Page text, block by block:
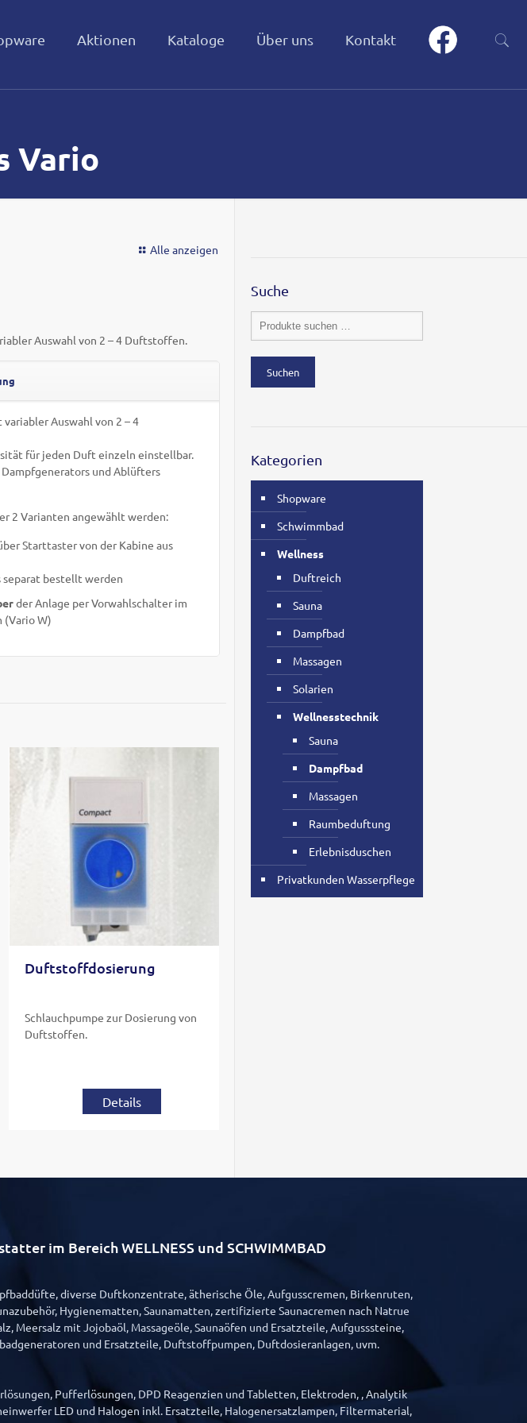
Aktionen Kataloge Über uns Kontakt
Vario
Alle anzeigen
Auswahl von 2 – 4 Duftstoffen.
Auswahl von 2 – 4
für jeden Duft einzeln einstellbar.
und Ablüfters
2 Varianten angewählt werden:
Starttaster von der Kabine aus
separat bestellt werden
der Anlage per Vorwahlschalter im
(Vario W)
Duftstoffdosierung
Schlauchpumpe zur Dosierung von
Duftstoffen.
Details
Suche
Suchen
Kategorien
Shopware
Schwimmbad
Wellness
Duftreich
Sauna
Dampfbad
Massagen
Solarien
Wellnesstechnik
Sauna
Dampfbad
Massagen
Raumbeduftung
Erlebnisduschen
Privatkunden Wasserpflege
im Bereich WELLNESS und SCHWIMMBAD
diverse Duftkonzentrate, ätherische Öle, Aufgusscremen, Birkenruten,
Hygienematten, Saunamatten, zertifizierte Saunacremen nach Natrue
Meersalz mit Jojobaöl, Massageöle, Saunaöfen und Ersatzteile, Aufgusssteine,
und Ersatzteile, Duftstoffpumpen, Duftdosieranlagen, uvm.
Pufferlösungen, DPD Reagenzien und Tabletten, Elektroden, , Analytik
LED und Halogen inkl. Ersatzteile, Halogenersatzlampen, Filtermaterial,